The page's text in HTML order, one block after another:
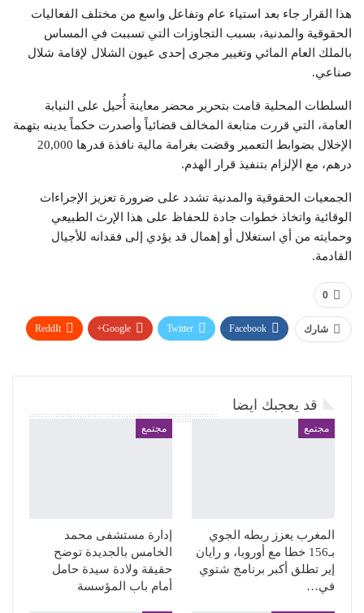
هذا القرار جاء بعد استياء عام وتفاعل واسع من مختلف الفعاليات
الحقوقية والمدنية، بسبب التجاوزات التي تسببت في المساس
بالملك العام المائي وتغيير مجرى إحدى عيون الشلال لإقامة شلال
صناعي.
السلطات المحلية قامت بتحرير محضر معاينة أُحيل على النيابة
العامة، التي قررت متابعة المخالف قضائياً وأصدرت حكماً يدينه بتهمة
الإخلال بضوابط التعمير وقضت بغرامة مالية نافذة قدرها 20,000
درهم، مع الإلزام بتنفيذ قرار الهدم.
الجمعيات الحقوقية والمدنية تشدد على ضرورة تعزيز الإجراءات
الوقائية واتخاذ خطوات جادة للحفاظ على هذا الإرث الطبيعي
وحمايته من أي استغلال أو إهمال قد يؤدي إلى فقدانه للأجيال
القادمة.
0
شارك Facebook
Twitter
Google+
ReddIt
قد يعجبك ايضا
مجتمع
المغرب يعزز ربطه الجوي
بـ156 خطا مع أوروبا، و رايان
إير تطلق أكبر برنامج شتوي
في…
مجتمع
إدارة مستشفى محمد
الخامس بالجديدة توضح
حقيقة ولادة سيدة حامل
أمام باب المؤسسة